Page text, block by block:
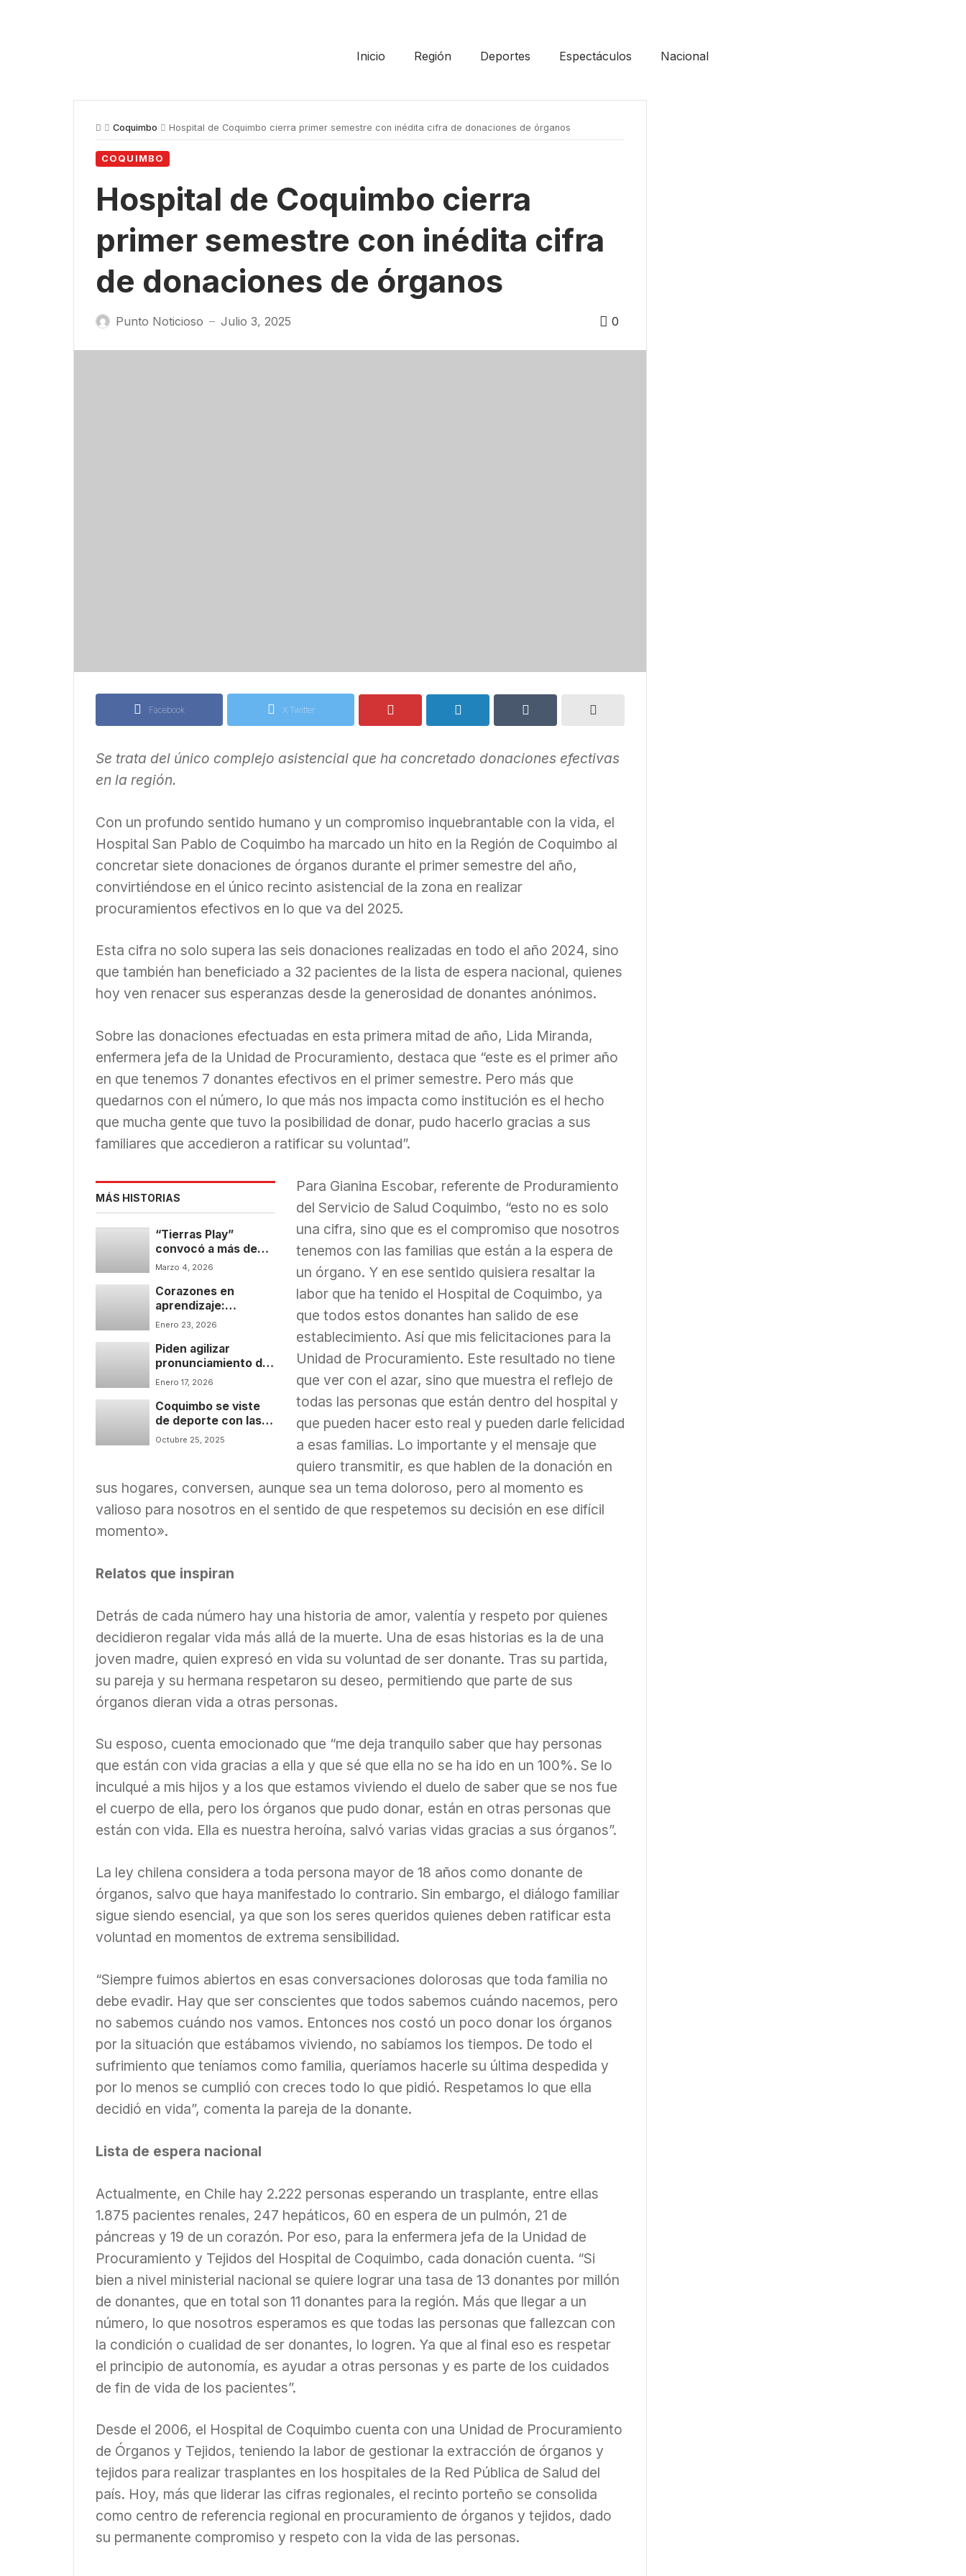
Inicio Región Deportes Espectáculos Nacional
Coquimbo Hospital de Coquimbo cierra primer semestre con inédita cifra de donaciones de órganos
COQUIMBO
Hospital de Coquimbo cierra
primer semestre con inédita cifra
de donaciones de órganos
Punto Noticioso — Julio 3, 2025 0
Facebook X Twitter
Se trata del único complejo asistencial que ha concretado donaciones efectivas
en la región.
Con un profundo sentido humano y un compromiso inquebrantable con la vida, el
Hospital San Pablo de Coquimbo ha marcado un hito en la Región de Coquimbo al
concretar siete donaciones de órganos durante el primer semestre del año,
convirtiéndose en el único recinto asistencial de la zona en realizar
procuramientos efectivos en lo que va del 2025.
Esta cifra no solo supera las seis donaciones realizadas en todo el año 2024, sino
que también han beneficiado a 32 pacientes de la lista de espera nacional, quienes
hoy ven renacer sus esperanzas desde la generosidad de donantes anónimos.
Sobre las donaciones efectuadas en esta primera mitad de año, Lida Miranda,
enfermera jefa de la Unidad de Procuramiento, destaca que “este es el primer año
en que tenemos 7 donantes efectivos en el primer semestre. Pero más que
quedarnos con el número, lo que más nos impacta como institución es el hecho
que mucha gente que tuvo la posibilidad de donar, pudo hacerlo gracias a sus
familiares que accedieron a ratificar su voluntad”.
MÁS HISTORIAS
“Tierras Play”
convocó a más de
mil personas y
comunitaria en
Tierras Blancas
Marzo 4, 2026
Corazones en
aprendizaje:
estudiantes de
a pacientes a través
de novedoso
voluntariado
Enero 23, 2026
Piden agilizar
pronunciamiento de
panel técnico de
proyecto de
Circunvalación
Coquimbo-La Serena
Enero 17, 2026
Coquimbo se viste
de deporte con las
finales nacionales
Octubre 25, 2025
Para Gianina Escobar, referente de Produramiento
del Servicio de Salud Coquimbo, “esto no es solo
una cifra, sino que es el compromiso que nosotros
tenemos con las familias que están a la espera de
un órgano. Y en ese sentido quisiera resaltar la
labor que ha tenido el Hospital de Coquimbo, ya
que todos estos donantes han salido de ese
establecimiento. Así que mis felicitaciones para la
Unidad de Procuramiento. Este resultado no tiene
que ver con el azar, sino que muestra el reflejo de
todas las personas que están dentro del hospital y
que pueden hacer esto real y pueden darle felicidad
a esas familias. Lo importante y el mensaje que
quiero transmitir, es que hablen de la donación en
sus hogares, conversen, aunque sea un tema doloroso, pero al momento es
valioso para nosotros en el sentido de que respetemos su decisión en ese difícil
momento».
Relatos que inspiran
Detrás de cada número hay una historia de amor, valentía y respeto por quienes
decidieron regalar vida más allá de la muerte. Una de esas historias es la de una
joven madre, quien expresó en vida su voluntad de ser donante. Tras su partida,
su pareja y su hermana respetaron su deseo, permitiendo que parte de sus
órganos dieran vida a otras personas.
Su esposo, cuenta emocionado que “me deja tranquilo saber que hay personas
que están con vida gracias a ella y que sé que ella no se ha ido en un 100%. Se lo
inculqué a mis hijos y a los que estamos viviendo el duelo de saber que se nos fue
el cuerpo de ella, pero los órganos que pudo donar, están en otras personas que
están con vida. Ella es nuestra heroína, salvó varias vidas gracias a sus órganos”.
La ley chilena considera a toda persona mayor de 18 años como donante de
órganos, salvo que haya manifestado lo contrario. Sin embargo, el diálogo familiar
sigue siendo esencial, ya que son los seres queridos quienes deben ratificar esta
voluntad en momentos de extrema sensibilidad.
“Siempre fuimos abiertos en esas conversaciones dolorosas que toda familia no
debe evadir. Hay que ser conscientes que todos sabemos cuándo nacemos, pero
no sabemos cuándo nos vamos. Entonces nos costó un poco donar los órganos
por la situación que estábamos viviendo, no sabíamos los tiempos. De todo el
sufrimiento que teníamos como familia, queríamos hacerle su última despedida y
por lo menos se cumplió con creces todo lo que pidió. Respetamos lo que ella
decidió en vida”, comenta la pareja de la donante.
Lista de espera nacional
Actualmente, en Chile hay 2.222 personas esperando un trasplante, entre ellas
1.875 pacientes renales, 247 hepáticos, 60 en espera de un pulmón, 21 de
páncreas y 19 de un corazón. Por eso, para la enfermera jefa de la Unidad de
Procuramiento y Tejidos del Hospital de Coquimbo, cada donación cuenta. “Si
bien a nivel ministerial nacional se quiere lograr una tasa de 13 donantes por millón
de donantes, que en total son 11 donantes para la región. Más que llegar a un
número, lo que nosotros esperamos es que todas las personas que fallezcan con
la condición o cualidad de ser donantes, lo logren. Ya que al final eso es respetar
el principio de autonomía, es ayudar a otras personas y es parte de los cuidados
de fin de vida de los pacientes”.
Desde el 2006, el Hospital de Coquimbo cuenta con una Unidad de Procuramiento
de Órganos y Tejidos, teniendo la labor de gestionar la extracción de órganos y
tejidos para realizar trasplantes en los hospitales de la Red Pública de Salud del
país. Hoy, más que liderar las cifras regionales, el recinto porteño se consolida
como centro de referencia regional en procuramiento de órganos y tejidos, dado
su permanente compromiso y respeto con la vida de las personas.